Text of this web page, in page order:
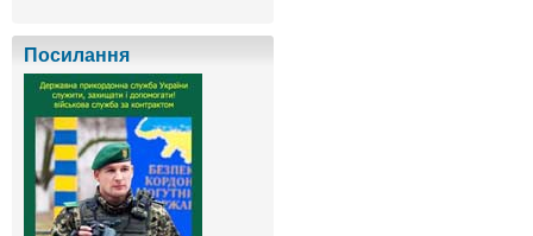
Посилання